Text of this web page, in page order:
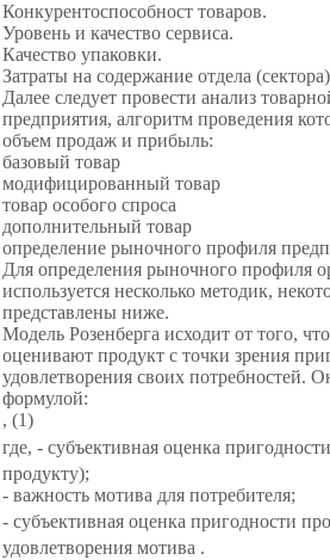
Конкурентоспособност товаров.
Уровень и качество сервиса.
Качество упаковки.
Затраты на содержание отдела
Далее следует провести анализ
предприятия, алгоритм проведения
объем продаж и прибыль:
базовый товар
модифицированный товар
товар особого спроса
дополнительный товар
определение рыночного профиля
Для определения рыночного профиля
используется несколько методик,
представлены ниже.
Модель Розенберга исходит от того,
оценивают продукт с точки зрения
удовлетворения своих потребностей.
формулой:
, (1)
где, - субъективная оценка
продукту);
- важность мотива для потребителя;
- субъективная оценка пригодности
удовлетворения мотива .